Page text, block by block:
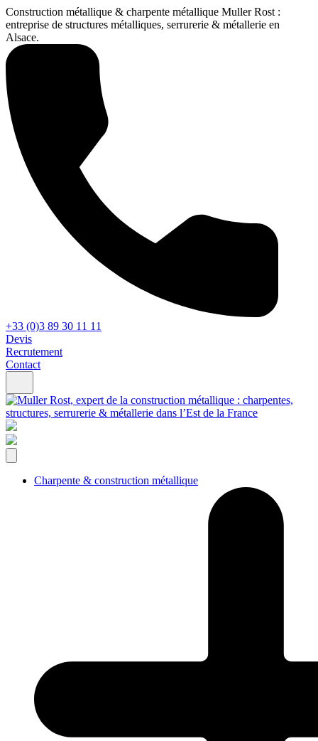
Construction métallique & charpente métallique Muller Rost :
entreprise de structures métalliques, serrurerie & métallerie en
Alsace.
+33 (0)3 89 30 11 11
Devis
Recrutement
Contact
Charpente & construction métallique